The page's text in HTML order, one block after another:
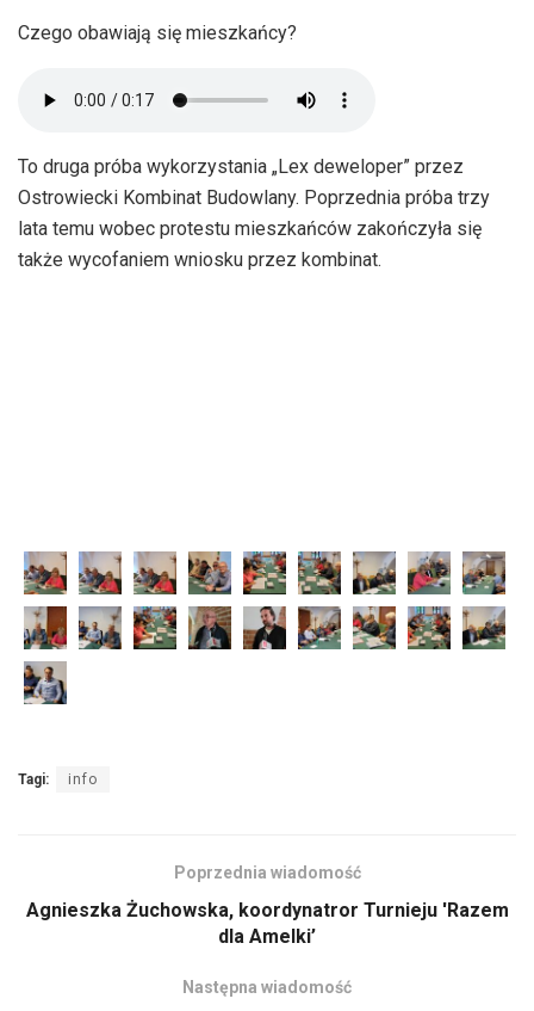
Czego obawiają się mieszkańcy?
To druga próba wykorzystania „Lex deweloper” przez
Ostrowiecki Kombinat Budowlany. Poprzednia próba trzy
lata temu wobec protestu mieszkańców zakończyła się
także wycofaniem wniosku przez kombinat.
Tagi: info
Poprzednia wiadomość
Agnieszka Żuchowska, koordynatror Turnieju 'Razem
dla Amelki’
Następna wiadomość